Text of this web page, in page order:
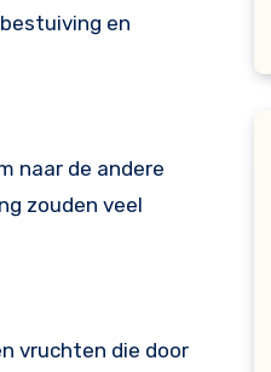
en
naar de andere
zouden veel
vruchten die door